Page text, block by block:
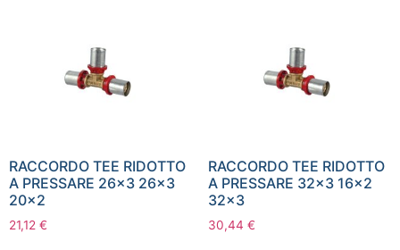
RACCORDO TEE RIDOTTO
A PRESSARE 26×3 26×3
20×2
21,12 €
RACCORDO TEE RIDOTTO
A PRESSARE 32×3 16×2
32×3
30,44 €